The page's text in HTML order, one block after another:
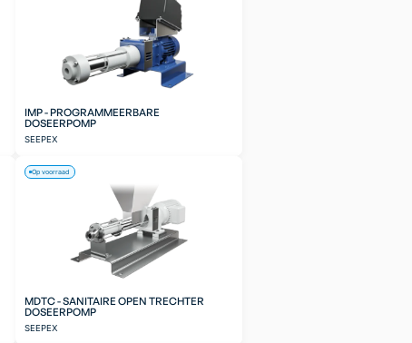
IMP - PROGRAMMEERBARE
DOSEERPOMP
SEEPEX
MDTC - SANITAIRE OPEN TRECHTER
DOSEERPOMP
SEEPEX
Op voorraad